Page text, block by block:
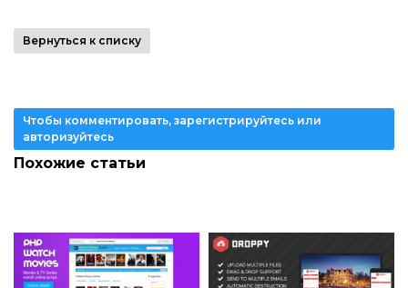
Вернуться к списку
Чтобы комментировать, зарегистрируйтесь или
авторизуйтесь
Похожие статьи